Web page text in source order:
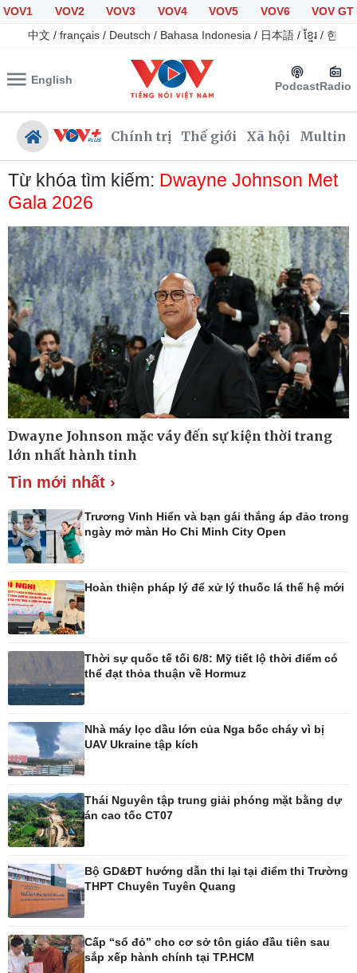
VOV1 VOV2 VOV3 VOV4 VOV5 VOV6
VOV GT
中文 / français / Deutsch / Bahasa Indonesia / 日本語 / ខ្មែរ / 한국
English PodcastRadio
Chính trị Thế giới Xã hội
Chính trị
Đảng
Tổ chức nhân sự
Quốc hội
Nhận diện sự thật
Xã hội
Tin 24h
Giáo dục
Dự báo thời tiết
Dấu ấn VOV
Việc làm
Biển đảo
Quan sát
Cuộc sống đó đây
Hồ sơ
Ảnh
Kinh tế
Bất động sản
Khởi nghiệp
Thị trường
Chứng khoán
Giá cà phê
Pháp luật
Vụ án
Tin nóng
Tư vấn luật
Bóng đá quốc tế
Bóng đá Việt Nam
Hậu trường
Ô tô - Xe máy
Doanh nghiệp
Từ khóa tìm kiếm: Dwayne Johnson Met
Gala 2026
Dwayne Johnson mặc váy đến sự kiện thời trang
lớn nhất hành tinh
Tin mới nhất ›
Trương Vinh Hiển và bạn gái thắng áp đảo trong
ngày mở màn Ho Chi Minh City Open
Hoàn thiện pháp lý để xử lý thuốc lá thế hệ mới
Thời sự quốc tế tối 6/8: Mỹ tiết lộ thời điểm có
thể đạt thỏa thuận về Hormuz
Nhà máy lọc dầu lớn của Nga bốc cháy vì bị
UAV Ukraine tập kích
Thái Nguyên tập trung giải phóng mặt bằng dự
án cao tốc CT07
Bộ GD&ĐT hướng dẫn thi lại tại điểm thi Trường
THPT Chuyên Tuyên Quang
Cấp “sổ đỏ” cho cơ sở tôn giáo đầu tiên sau
sắp xếp hành chính tại TP.HCM